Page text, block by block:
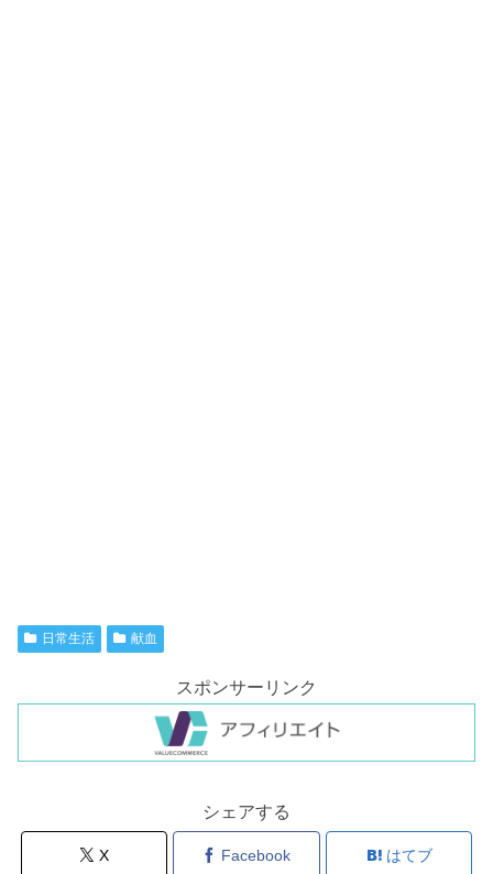
日常生活 献血
スポンサーリンク
シェアする
X Facebook はてブ